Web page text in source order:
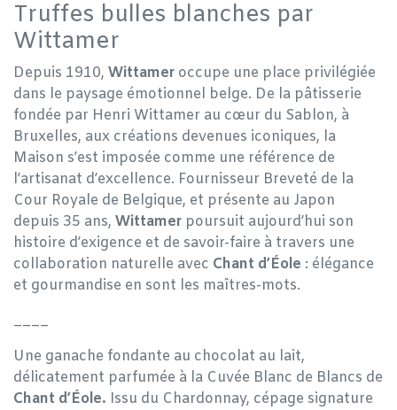
Truffes bulles blanches par
Wittamer
Depuis 1910, Wittamer occupe une place privilégiée
dans le paysage émotionnel belge. De la pâtisserie
fondée par Henri Wittamer au cœur du Sablon, à
Bruxelles, aux créations devenues iconiques, la
Maison s’est imposée comme une référence de
l’artisanat d’excellence. Fournisseur Breveté de la
Cour Royale de Belgique, et présente au Japon
depuis 35 ans, Wittamer poursuit aujourd’hui son
histoire d’exigence et de savoir-faire à travers une
collaboration naturelle avec Chant d’Éole : élégance
et gourmandise en sont les maîtres-mots.
____
Une ganache fondante au chocolat au lait,
délicatement parfumée à la Cuvée Blanc de Blancs de
Chant d’Éole. Issu du Chardonnay, cépage signature